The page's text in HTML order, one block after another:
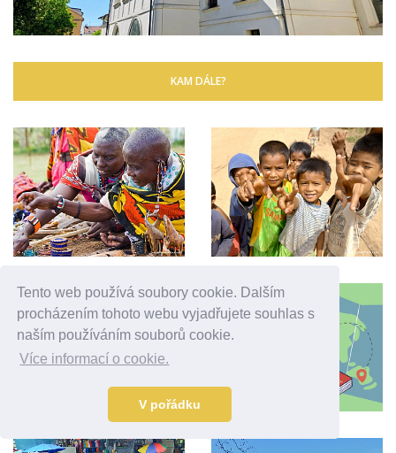
Tento web používá soubory cookie. Dalším
procházením tohoto webu vyjadřujete souhlas s
naším používáním souborů cookie.
Více informací o cookie.
V pořádku
KAM DÁLE?